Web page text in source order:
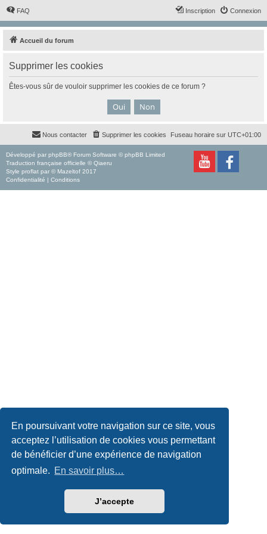
En poursuivant votre navigation sur ce site, vous
acceptez l’utilisation de cookies vous permettant
de bénéficier d’une expérience de navigation
optimale. En savoir plus…
J’accepte
FAQ Connexion
Inscription
Accueil du forum
Supprimer les cookies
Êtes-vous sûr de vouloir supprimer les cookies de ce forum ?
Fuseau horaire sur UTC+01:00
Supprimer les cookies
Nous contacter
Développé par phpBB® Forum Software © phpBB Limited
Traduction française officielle © Qiaeru
Style proflat par © Mazeltof 2017
Confidentialité | Conditions